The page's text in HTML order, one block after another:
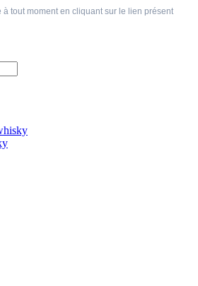
tout moment en cliquant sur le lien présent